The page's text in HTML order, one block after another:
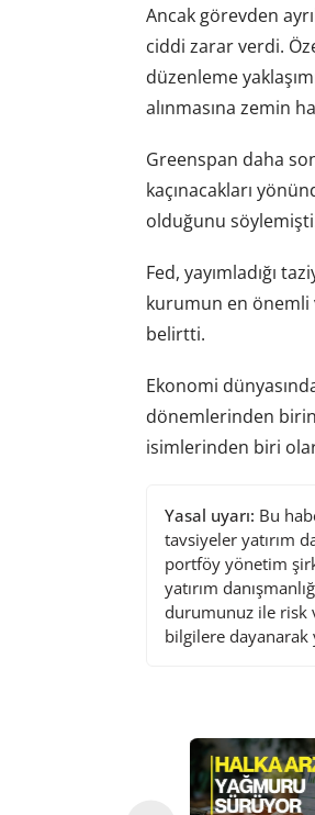
Ancak görevden
ciddi zarar verdi.
düzenleme
alınmasına zemin
Greenspan daha
kaçınacakları
olduğunu
Fed, yayımladığı
kurumun en önemli
belirtti.
Ekonomi
dönemlerinden
isimlerinden biri
Yasal uyarı: Bu
tavsiyeler yatırım
portföy yönetim
yatırım
durumunuz ile risk
bilgilere dayanarak